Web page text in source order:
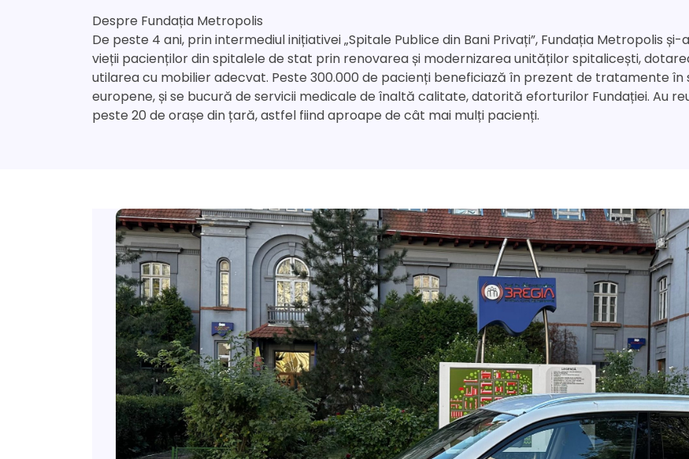
Despre Fundația Metropolis
De peste 4 ani, prin intermediul inițiativei „Spitale Publice din Bani Privați”, Fundația Metropolis
vieții pacienților din spitalele de stat prin renovarea și modernizarea unităților spitalicești,
utilarea cu mobilier adecvat. Peste 300.000 de pacienți beneficiază în prezent de tratamente în
europene, și se bucură de servicii medicale de înaltă calitate, datorită eforturilor Fundației. Au
peste 20 de orașe din țară, astfel fiind aproape de cât mai mulți pacienți.